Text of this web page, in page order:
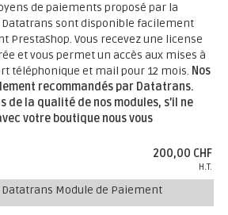
de paiements proposé par la
sont disponible facilement
PrestaShop. Vous recevez une license
et vous permet un accès aux mises à
téléphonique et mail pour 12 mois. Nos
recommandés par Datatrans.
de la qualité de nos modules, s’il ne
votre boutique nous vous
200,00 CHF
H.T.
Datatrans Module de Paiement